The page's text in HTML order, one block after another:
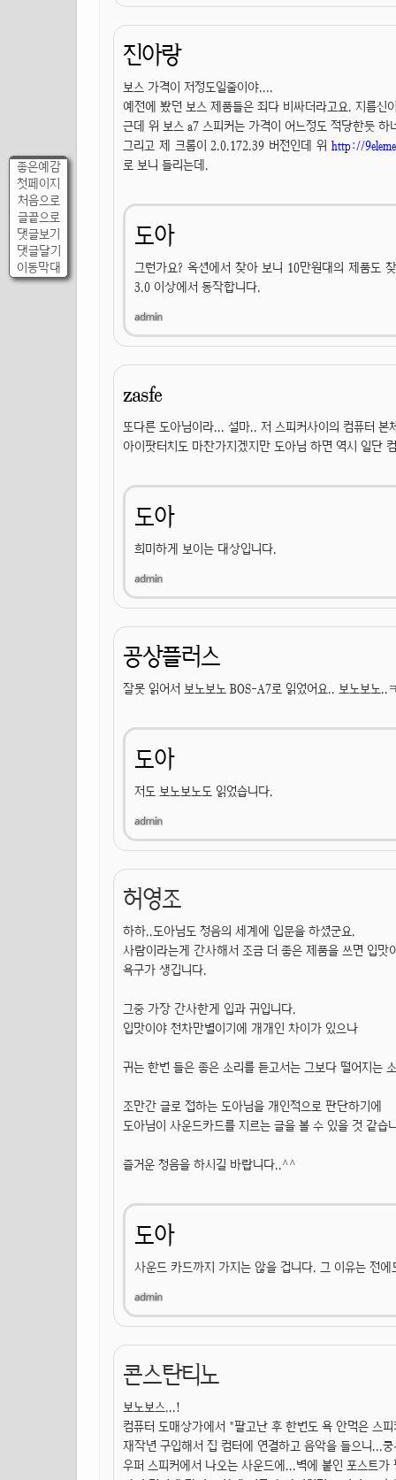
좋은예감
첫페이지
처음으로
글끝으로
댓글보기
댓글달기
이동막대
진아랑
보스 가격이 저정도일줄이야....
예전에 봤던 보스 제품들은 죄다 비싸더라고요. 지름
근데 위 보스 a7 스피커는 가격이 어느정도 적당한듯 하
그리고 제 크롬이 2.0.172.39 버전인데 위 http://
로 보니 들리는데.
도아
그런가요? 옥션에서 찾아 보니 10만원대의 제품도
3.0 이상에서 동작합니다.
zasfe
또다른 도아님이라... 설마.. 저 스피커사이의 컴퓨터 본
아이팟터치도 마찬가지겠지만 도아님 하면 역시 일단
도아
희미하게 보이는 대상입니다.
공상플러스
잘못 읽어서 보노보노 BOS-A7로 읽었어요.. 보노보노..
도아
저도 보노보노도 읽었습니다.
허영조
하하..도아님도 청음의 세계에 입문을 하셨군요.
사람이라는게 간사해서 조금 더 좋은 제품을 쓰면 입맛
욕구가 생깁니다.
그중 가장 간사한게 입과 귀입니다.
입맛이야 천차만별이기에 개개인 차이가 있으나
귀는 한번 들은 좋은 소리를 듣고서는 그보다 떨어지는
조만간 글로 접하는 도아님을 개인적으로 판단하기에
도아님이 사운드카드를 지르는 글을 볼 수 있을 것 같습
즐거운 청음을 하시길 바랍니다..^^
도아
사운드 카드까지 가지는 않을 겁니다. 그 이유는 전
콘스탄티노
보노보스...!
컴퓨터 도매상가에서 "팔고난 후 한번도 욕 안먹은 스
재작년 구입해서 집 컴터에 연결하고 음악을 들으니...
우퍼 스피커에서 나오는 사운드에...벽에 붙인 포스트가